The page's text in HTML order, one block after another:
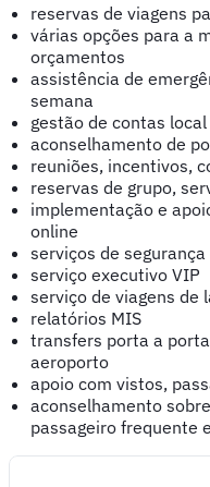
reservas de viagens
várias opções para a
orçamentos
assistência de
semana
gestão de contas
aconselhamento de
reuniões, incentivos,
reservas de grupo,
implementação e
online
serviços de
serviço executivo VIP
serviço de viagens de
relatórios MIS
transfers porta a
aeroporto
apoio com vistos,
aconselhamento
passageiro frequente